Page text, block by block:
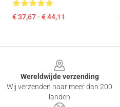
€ 37,67 - € 44,11
Wereldwijde verzending
Wij verzenden naar meer dan 200
landen